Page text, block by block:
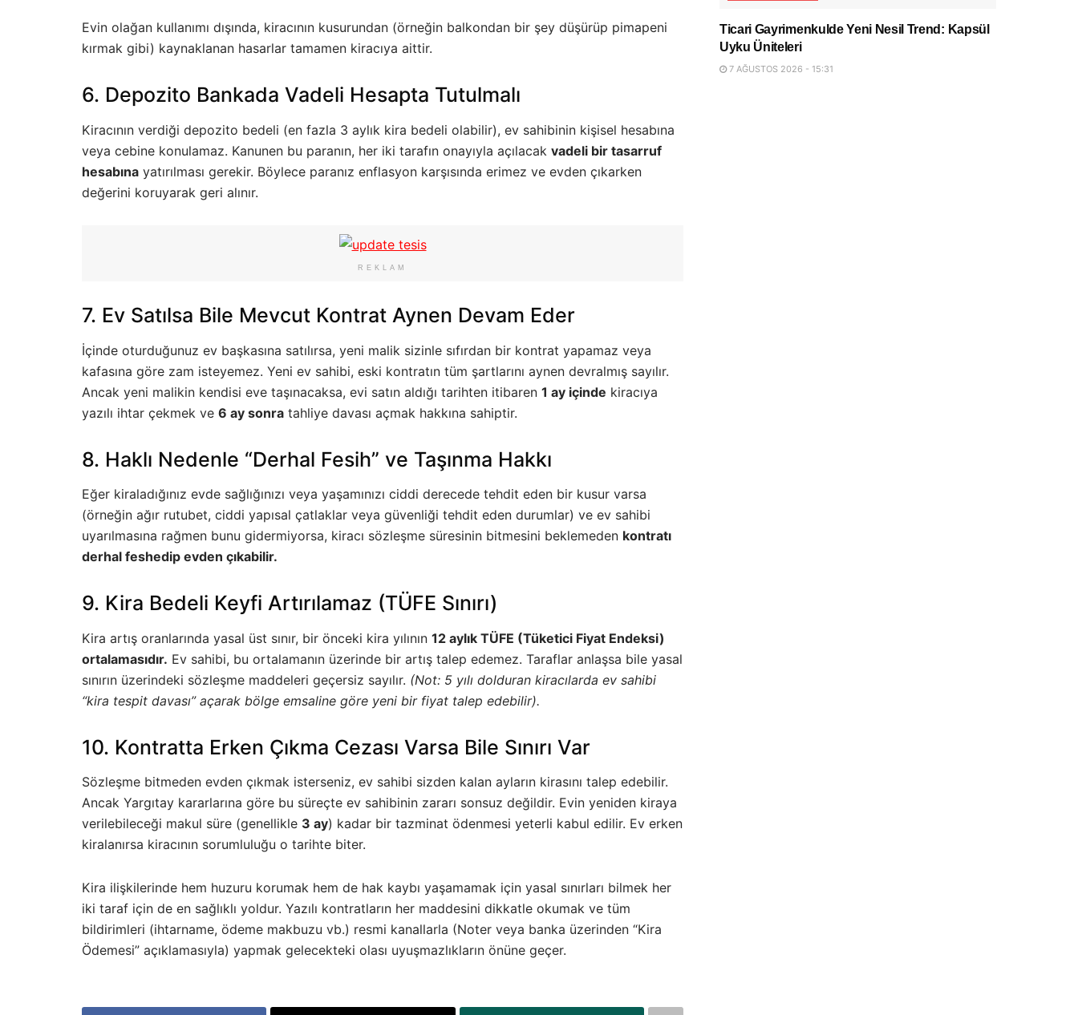
Evin olağan kullanımı dışında, kiracının kusurundan (örneğin balkondan bir şey düşürüp pimapeni
kırmak gibi) kaynaklanan hasarlar tamamen kiracıya aittir.
6. Depozito Bankada Vadeli Hesapta Tutulmalı
Kiracının verdiği depozito bedeli (en fazla 3 aylık kira bedeli olabilir), ev sahibinin kişisel hesabına
veya cebine konulamaz. Kanunen bu paranın, her iki tarafın onayıyla açılacak vadeli bir tasarruf
hesabına yatırılması gerekir. Böylece paranız enflasyon karşısında erimez ve evden çıkarken
değerini koruyarak geri alınır.
REKLAM
7. Ev Satılsa Bile Mevcut Kontrat Aynen Devam Eder
İçinde oturduğunuz ev başkasına satılırsa, yeni malik sizinle sıfırdan bir kontrat yapamaz veya
kafasına göre zam isteyemez. Yeni ev sahibi, eski kontratın tüm şartlarını aynen devralmış sayılır.
Ancak yeni malikin kendisi eve taşınacaksa, evi satın aldığı tarihten itibaren 1 ay içinde kiracıya
yazılı ihtar çekmek ve 6 ay sonra tahliye davası açmak hakkına sahiptir.
8. Haklı Nedenle “Derhal Fesih” ve Taşınma Hakkı
Eğer kiraladığınız evde sağlığınızı veya yaşamınızı ciddi derecede tehdit eden bir kusur varsa
(örneğin ağır rutubet, ciddi yapısal çatlaklar veya güvenliği tehdit eden durumlar) ve ev sahibi
uyarılmasına rağmen bunu gidermiyorsa, kiracı sözleşme süresinin bitmesini beklemeden kontratı
derhal feshedip evden çıkabilir.
9. Kira Bedeli Keyfi Artırılamaz (TÜFE Sınırı)
Kira artış oranlarında yasal üst sınır, bir önceki kira yılının 12 aylık TÜFE (Tüketici Fiyat Endeksi)
ortalamasıdır. Ev sahibi, bu ortalamanın üzerinde bir artış talep edemez. Taraflar anlaşsa bile yasal
sınırın üzerindeki sözleşme maddeleri geçersiz sayılır. (Not: 5 yılı dolduran kiracılarda ev sahibi
“kira tespit davası” açarak bölge emsaline göre yeni bir fiyat talep edebilir).
10. Kontratta Erken Çıkma Cezası Varsa Bile Sınırı Var
Sözleşme bitmeden evden çıkmak isterseniz, ev sahibi sizden kalan ayların kirasını talep edebilir.
Ancak Yargıtay kararlarına göre bu süreçte ev sahibinin zararı sonsuz değildir. Evin yeniden kiraya
verilebileceği makul süre (genellikle 3 ay) kadar bir tazminat ödenmesi yeterli kabul edilir. Ev erken
kiralanırsa kiracının sorumluluğu o tarihte biter.
Kira ilişkilerinde hem huzuru korumak hem de hak kaybı yaşamamak için yasal sınırları bilmek her
iki taraf için de en sağlıklı yoldur. Yazılı kontratların her maddesini dikkatle okumak ve tüm
bildirimleri (ihtarname, ödeme makbuzu vb.) resmi kanallarla (Noter veya banka üzerinden “Kira
Ödemesi” açıklamasıyla) yapmak gelecekteki olası uyuşmazlıkların önüne geçer.
Ticari Gayrimenkulde Yeni Nesil Trend: Kapsül
Uyku Üniteleri
7 AĞUSTOS 2026 - 15:31